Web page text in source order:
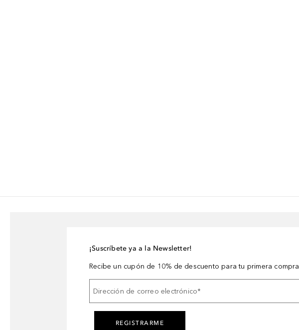
¡Suscríbete ya a la Newsletter!
Recibe un cupón de 10% de descuento para tu primera compra
Dirección de correo electrónico*
REGISTRARME